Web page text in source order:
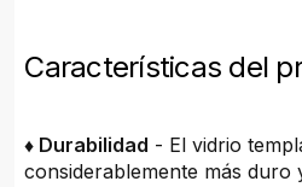
Características del
♦ Durabilidad - El vidrio
considerablemente más duro